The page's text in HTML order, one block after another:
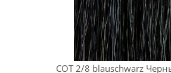
COT 2/8 blauschwarz